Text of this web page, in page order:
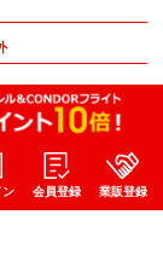
会員登録 業販登録